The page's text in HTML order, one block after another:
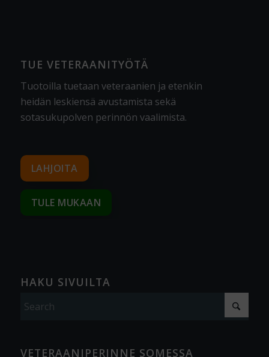
TUE VETERAANITYÖTÄ
Tuotoilla tuetaan veteraanien ja etenkin
heidän leskiensä avustamista sekä
sotasukupolven perinnön vaalimista.
LAHJOITA
TULE MUKAAN
HAKU SIVUILTA
VETERAANIPERINNE SOMESSA